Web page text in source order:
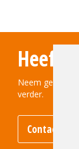
Heeft u
Neem gerust
verder.
Contact